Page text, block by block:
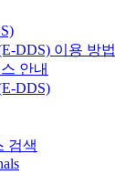
DDS) 이용 방법
안내
DDS)
검색